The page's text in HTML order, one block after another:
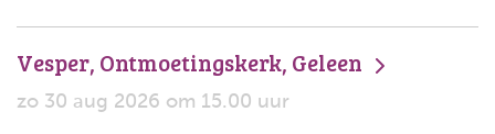
Vesper, Ontmoetingskerk, Geleen
zo 30 aug 2026 om 15.00 uur